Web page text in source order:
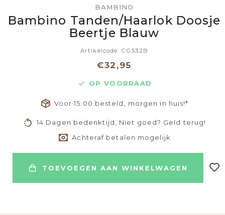
BAMBINO
Bambino Tanden/Haarlok Doosje
Beertje Blauw
Artikelcode: CG532B
€32,95
OP VOORRAAD
Voor 15:00 besteld, morgen in huis!*
14 Dagen bedenktijd, Niet goed? Geld terug!
Achteraf betalen mogelijk
TOEVOEGEN AAN WINKELWAGEN